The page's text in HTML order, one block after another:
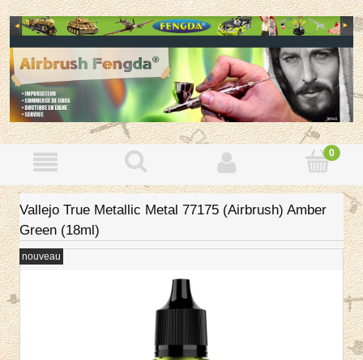
Vallejo True Metallic Metal 77175 (Airbrush) Amber
Green (18ml)
nouveau